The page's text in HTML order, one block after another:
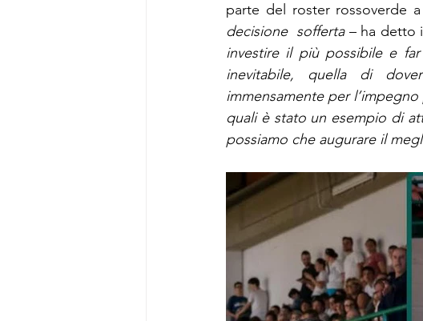
parte del roster rossoverde
decisione  sofferta – ha detto
investire il più possibile e
inevitabile, quella di
immensamente per
quali è stato un esempio di
possiamo che augurare il